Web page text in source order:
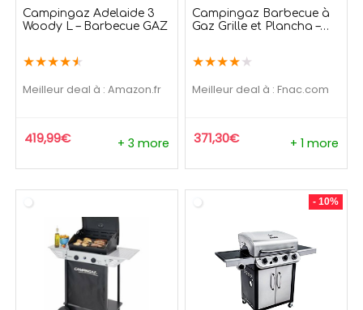
Campingaz Adelaide 3
Woody L – Barbecue GAZ
★★★★★
Meilleur deal à : Amazon.fr
419,99€ + 3 more
Campingaz Barbecue à
Gaz Grille et Plancha –
★★★★★
Meilleur deal à : fnac.com
371,30€ + 1 more
- 10%